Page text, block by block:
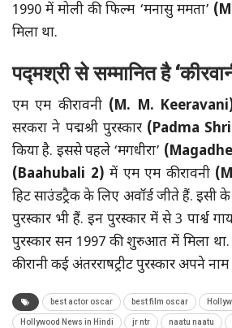
1990 में मोली की फिल्म ‘मनासु ममता’
मिला था.
पद्मश्री से सम्मानित है
एम एम कीरावनी (M. M.
सरकरा ने पद्मश्री पुरस्कार (Padma
किया है. इससे पहले ‘मगधीरा’
(Baahubali 2) में एम एम कीरावनी
हिट साउंडट्रैक के लिए अवॉर्ड जीते हैं. इसी
पुरस्कार भी हैं. इन पुरस्कार में से 3 पार्श्व
पुरस्कार सन 1997 की शुरुआत में मिला
कीरानी कई अंतरराषट्रीट पुरस्कार अपने
best actor oscar best film oscar
Hollywood News in Hindi jr ntr naatu naatu